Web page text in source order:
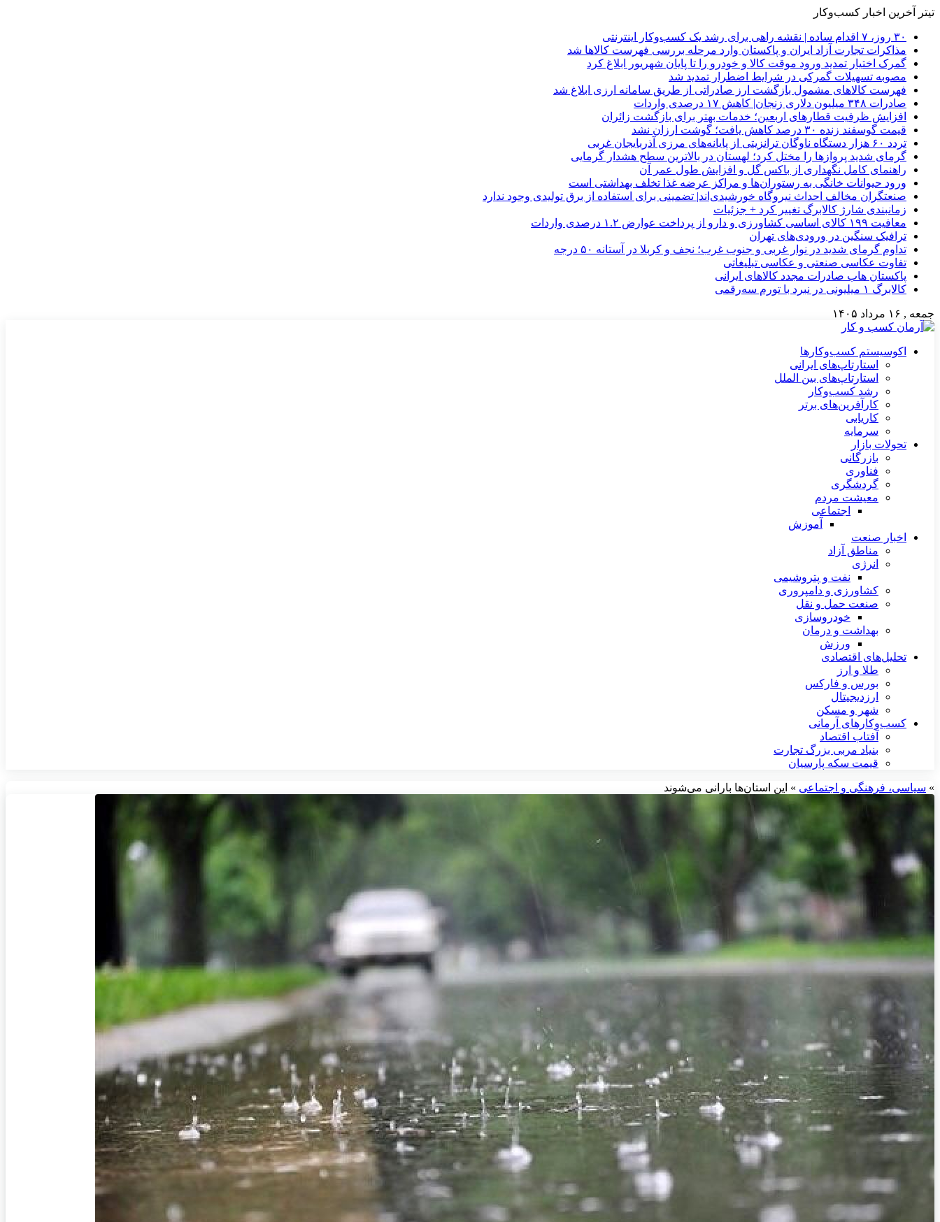
تیتر آخرین اخبار کسب‌وکار
۳۰ روز، ۷ اقدام ساده | نقشه راهی برای رشد یک کسب‌وکار اینترنتی
مذاکرات تجارت آزاد ایران و پاکستان وارد مرحله بررسی فهرست کالاها شد
گمرک اختیار تمدید ورود موقت کالا و خودرو را تا پایان شهریور ابلاغ کرد
مصوبه تسهیلات گمرکی در شرایط اضطرار تمدید شد
فهرست کالاهای مشمول بازگشت ارز صادراتی از طریق سامانه ارزی ابلاغ شد
صادرات ۳۴۸ میلیون دلاری زنجان| ‌کاهش ۱۷ درصدی واردات
افزایش ظرفیت قطارهای اربعین؛ خدمات بهتر برای بازگشت زائران
قیمت گوسفند زنده ۳۰ درصد کاهش یافت؛ گوشت ارزان نشد
تردد ۶۰ هزار دستگاه ناوگان ترانزیتی از پایانه‌های مرزی آذربایجان ‌غربی
گرمای شدید پروازها را مختل کرد؛ لهستان در بالاترین سطح هشدار گرمایی
راهنمای کامل نگهداری از باکس گل و افزایش طول عمر آن
ورود حیوانات خانگی به رستوران‌ها و مراکز عرضه غذا تخلف بهداشتی است
صنعتگران مخالف احداث نیروگاه خورشیدی‌اند| تضمینی برای استفاده از برق تولیدی وجود ندارد
زمانبندی شارژ کالابرگ تغییر کرد + جزئیات
معافیت ۱۹۹ کالای اساسی کشاورزی و دارو از پرداخت عوارض ۱.۲ درصدی واردات
ترافیک سنگین در ورودی‌های تهران
تداوم گرمای شدید در نوار غربی و جنوب غرب؛ نجف و کربلا در آستانه ۵۰ درجه
تفاوت عکاسی صنعتی و عکاسی تبلیغاتی
پاکستان هاب صادرات مجدد کالاهای ایرانی
کالابرگ ۱ میلیونی در نبرد با تورم سه‌رقمی
جمعه , ۱۶ مرداد ۱۴۰۵
اکوسیستم کسب‌وکارها
استارتاپ‌های ایرانی
استارتاپ‌های بین الملل
رشد کسب‌وکار
کارآفرین‌های برتر
کاریابی
سرمایه
تحولات بازار
بازرگانی
فناوری
گردشگری
معیشت مردم
اجتماعی
آموزش
اخبار صنعت
مناطق آزاد
انرژی
نفت و پتروشیمی
کشاورزی و دامپروری
صنعت حمل و نقل
خودروسازی
بهداشت و درمان
ورزش
تحلیل‌های اقتصادی
طلا و ارز
بورس و فارکس
ارزدیجیتال
شهر و مسکن
کسب‌وکارهای آرمانی
آفتاب اقتصاد
بنیاد مربی بزرگ تجارت
قیمت سکه پارسیان
» سیاسی، فرهنگی و اجتماعی » این استان‌ها بارانی می‌شوند